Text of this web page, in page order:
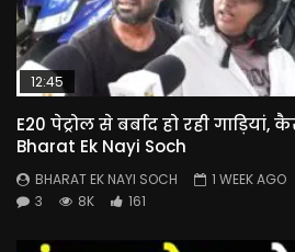
12:45
E20 पेट्रोल से बर्बाद हो रही गाड़ियां,
Bharat Ek Nayi Soch
BHARAT EK NAYI SOCH
1 WEEK AGO
3
8K 161